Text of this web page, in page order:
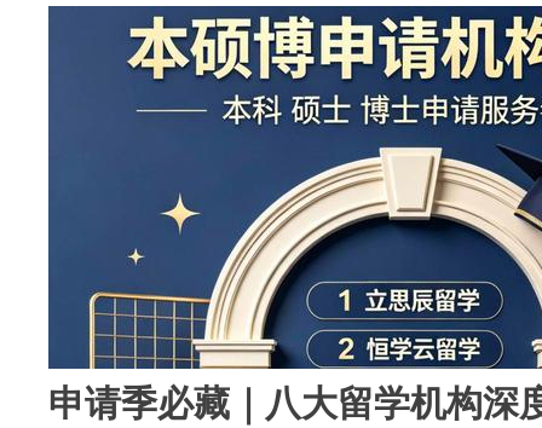
申请季必藏｜八大留学机构深